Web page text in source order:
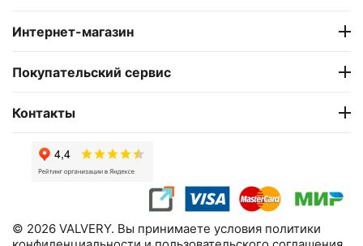
Интернет-магазин
Покупательский сервис
Контакты
© 2026 VALVERY. Вы принимаете условия политики